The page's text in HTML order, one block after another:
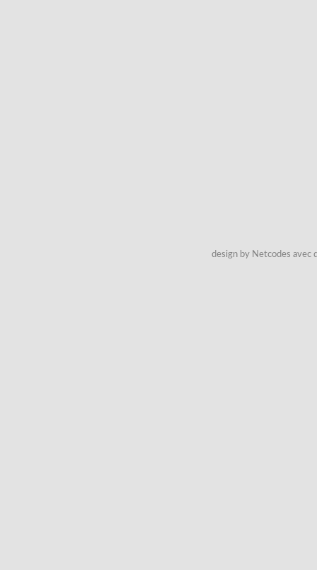
design by Netcodes avec